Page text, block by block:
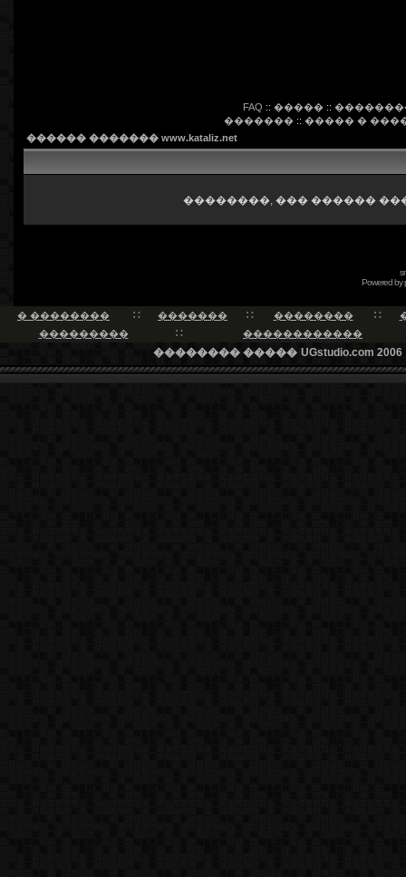
FAQ :: ����� ::
�������:: ����� �
������ ������� www.kataliz.net
��������, ��� ������
Powered by
� �������� ������� ��������
���������
������������
�������� ����� UGstudio.com 2006